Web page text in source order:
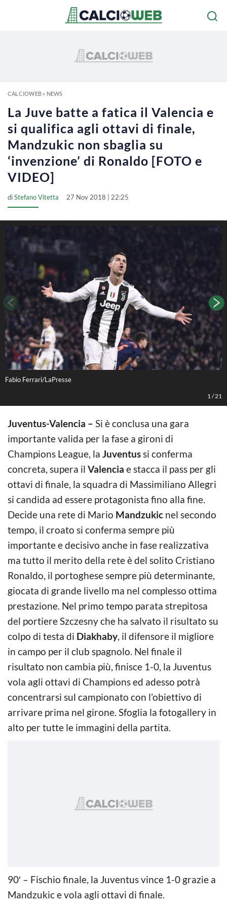
CALCIOWEB» NEWS
La Juve batte a fatica il Valencia e
si qualifica agli ottavi di finale,
Mandzukic non sbaglia su
‘invenzione’ di Ronaldo [FOTO e
VIDEO]
diStefano Vitetta 27 Nov 2018 | 22:25
Fabio Ferrari/LaPresse
1 /21
Juventus-Valencia – Si è conclusa una gara
importante valida per la fase a gironi di
Champions League, la Juventussi conferma
concreta, supera il Valencia e stacca il pass per gli
ottavi di finale, la squadra di Massimiliano Allegri
si candida ad essere protagonista fino alla fine.
Decide una rete di Mario Mandzukic nel secondo
tempo, il croato si conferma sempre più
importante e decisivo anche in fase realizzativa
ma tutto il merito della rete è del solito Cristiano
Ronaldo, il portoghese sempre più determinante,
giocata di grande livello ma nel complesso ottima
prestazione. Nel primo tempo parata strepitosa
del portiere Szczesny che ha salvato il risultato su
colpo di testa di Diakhaby, il difensore il migliore
in campo per il club spagnolo. Nel finale il
risultato non cambia più, finisce 1-0, la Juventus
vola agli ottavi di Champions ed adesso potrà
concentrarsi sul campionato con l’obiettivo di
arrivare prima nel girone. Sfoglia la fotogallery in
alto per tutte le immagini della partita.
90′ – Fischio finale, la Juventus vince 1-0 grazie a
Mandzukic e vola agli ottavi di finale.